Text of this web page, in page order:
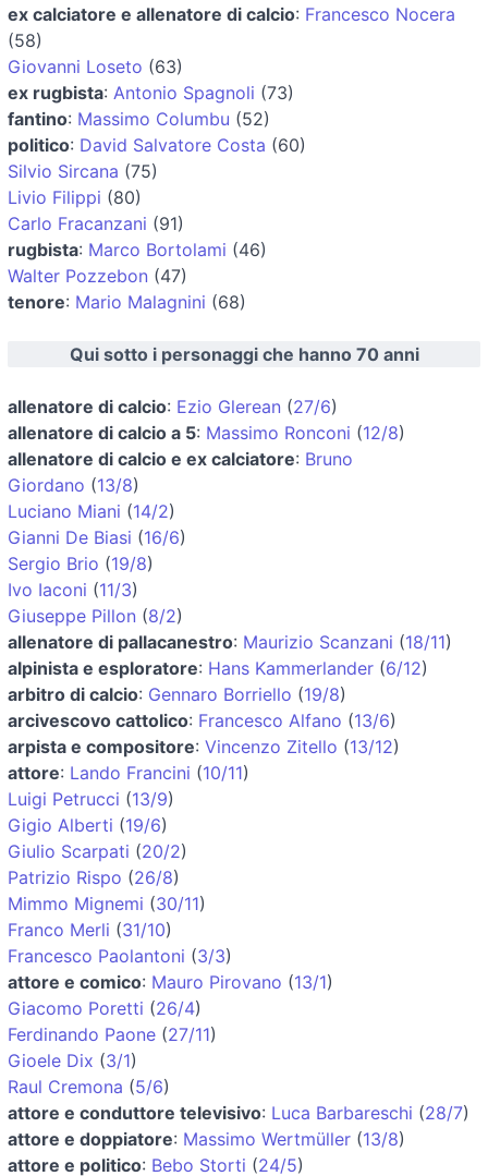
ex calciatore e allenatore di calcio: Francesco Nocera
(58)
Giovanni Loseto (63)
ex rugbista: Antonio Spagnoli (73)
fantino: Massimo Columbu (52)
politico: David Salvatore Costa (60)
Silvio Sircana (75)
Livio Filippi (80)
Carlo Fracanzani (91)
rugbista: Marco Bortolami (46)
Walter Pozzebon (47)
tenore: Mario Malagnini (68)
Qui sotto i personaggi che hanno 70 anni
allenatore di calcio: Ezio Glerean (27/6)
allenatore di calcio a 5: Massimo Ronconi (12/8)
allenatore di calcio e ex calciatore: Bruno
Giordano (13/8)
Luciano Miani (14/2)
Gianni De Biasi (16/6)
Sergio Brio (19/8)
Ivo Iaconi (11/3)
Giuseppe Pillon (8/2)
allenatore di pallacanestro: Maurizio Scanzani (18/11)
alpinista e esploratore: Hans Kammerlander (6/12)
arbitro di calcio: Gennaro Borriello (19/8)
arcivescovo cattolico: Francesco Alfano (13/6)
arpista e compositore: Vincenzo Zitello (13/12)
attore: Lando Francini (10/11)
Luigi Petrucci (13/9)
Gigio Alberti (19/6)
Giulio Scarpati (20/2)
Patrizio Rispo (26/8)
Mimmo Mignemi (30/11)
Franco Merli (31/10)
Francesco Paolantoni (3/3)
attore e comico: Mauro Pirovano (13/1)
Giacomo Poretti (26/4)
Ferdinando Paone (27/11)
Gioele Dix (3/1)
Raul Cremona (5/6)
attore e conduttore televisivo: Luca Barbareschi (28/7)
attore e doppiatore: Massimo Wertmüller (13/8)
attore e politico: Bebo Storti (24/5)